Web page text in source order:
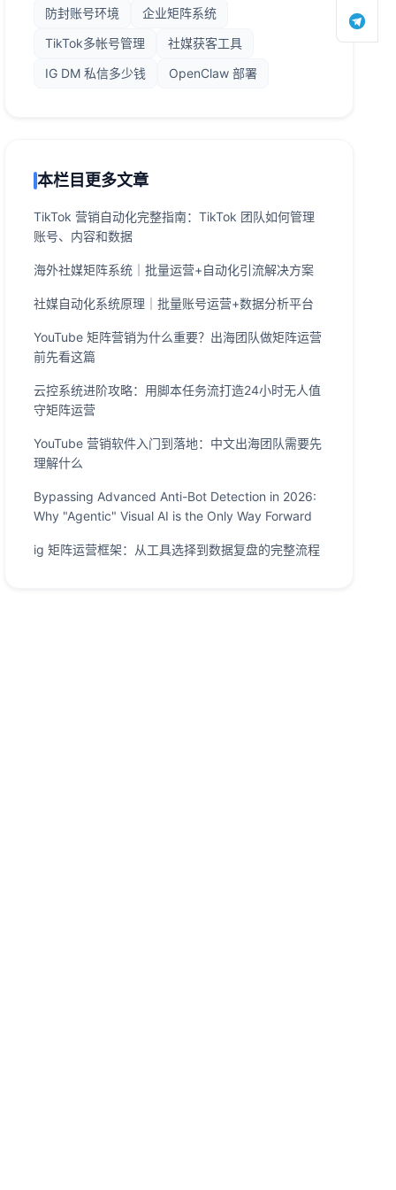
防封账号环境
企业矩阵系统
TikTok多帐号管理
社媒获客工具
IG DM 私信多少钱
OpenClaw 部署
本栏目更多文章
TikTok 营销自动化完整指南：TikTok 团队如何管理
账号、内容和数据
海外社媒矩阵系统｜批量运营+自动化引流解决方案
社媒自动化系统原理｜批量账号运营+数据分析平台
YouTube 矩阵营销为什么重要？出海团队做矩阵运营
前先看这篇
云控系统进阶攻略：用脚本任务流打造24小时无人值
守矩阵运营
YouTube 营销软件入门到落地：中文出海团队需要先
理解什么
Bypassing Advanced Anti-Bot Detection in 2026:
Why "Agentic" Visual AI is the Only Way Forward
ig 矩阵运营框架：从工具选择到数据复盘的完整流程